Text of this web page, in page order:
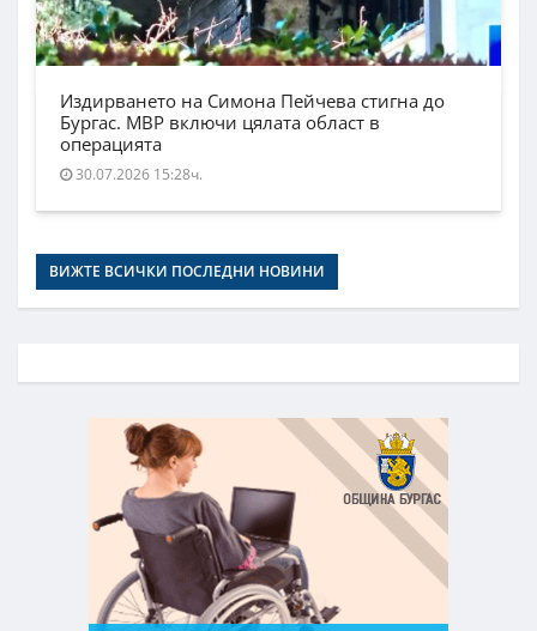
Издирването на Симона Пейчева стигна до
Бургас. МВР включи цялата област в
операцията
30.07.2026 15:28ч.
ВИЖТЕ ВСИЧКИ ПОСЛЕДНИ НОВИНИ